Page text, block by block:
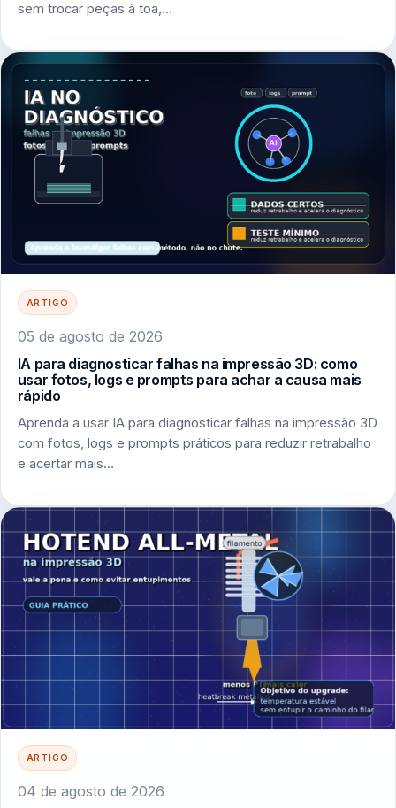
sem trocar peças à toa,…
ARTIGO
05 de agosto de 2026
IA para diagnosticar falhas na impressão 3D: como
usar fotos, logs e prompts para achar a causa mais
rápido
Aprenda a usar IA para diagnosticar falhas na impressão 3D
com fotos, logs e prompts práticos para reduzir retrabalho
e acertar mais…
ARTIGO
04 de agosto de 2026